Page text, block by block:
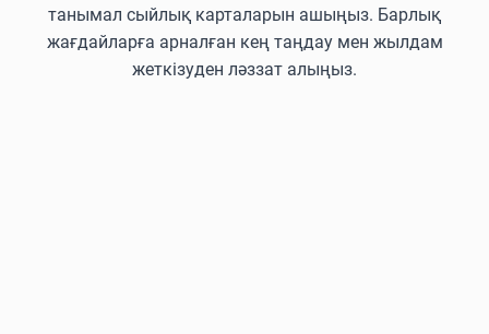
танымал сыйлық карталарын ашыңыз. Барлық
жағдайларға арналған кең таңдау мен жылдам
жеткізуден ләззат алыңыз.